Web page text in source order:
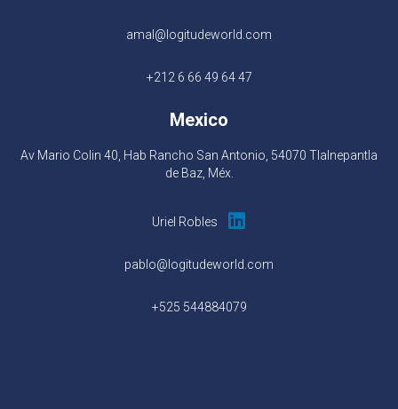
amal@logitudeworld.com
+212 6 66 49 64 47
Mexico
Av Mario Colin 40, Hab Rancho San Antonio, 54070 Tlalnepantla
de Baz, Méx.
Uriel Robles
pablo@logitudeworld.com
+525 544884079